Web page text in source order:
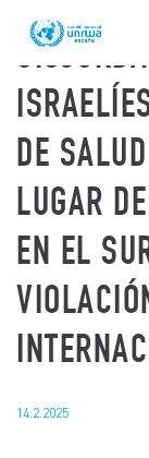
DE
LUGAR
EN EL
14.2.2025